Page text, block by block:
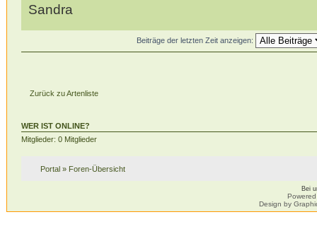
Sandra
Beiträge der letzten Zeit anzeigen:
Zurück zu Artenliste
WER IST ONLINE?
Mitglieder: 0 Mitglieder
Portal» Foren-Übersicht
Bei
Design by